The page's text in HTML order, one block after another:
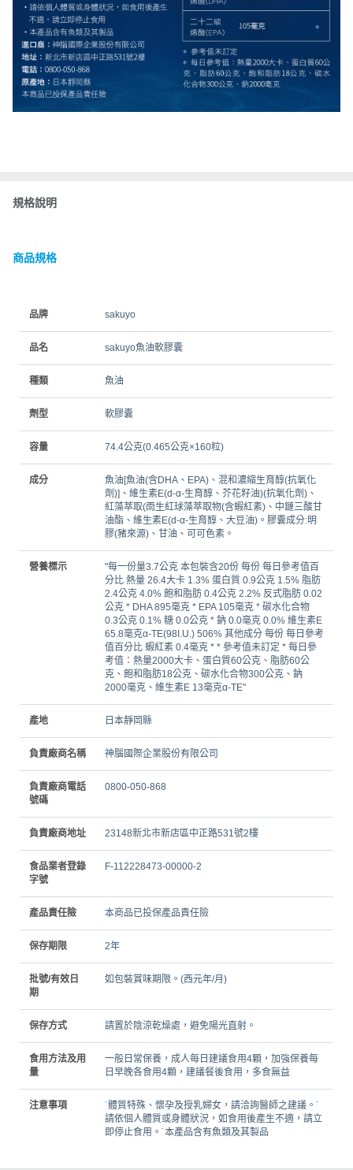
規格說明
商品規格
品牌 sakuyo
品名 sakuyo魚油軟膠囊
種類 魚油
劑型 軟膠囊
容量 74.4公克(0.465公克×160粒)
成分
魚油[魚油(含DHA、EPA)、混和濃縮生育醇(抗氧化
劑)]、維生素E(d-α-生育醇、芥花籽油)(抗氧化劑)、
紅藻萃取(雨生紅球藻萃取物(含蝦紅素)、中鏈三酸甘
油酯、維生素E(d-α-生育醇、大豆油)。膠囊成分:明
膠(豬來源)、甘油、可可色素。
營養標示
"每一份量3.7公克 本包裝含20份 每份 每日參考值百
分比 熱量 26.4大卡 1.3% 蛋白質 0.9公克 1.5% 脂肪
2.4公克 4.0% 飽和脂肪 0.4公克 2.2% 反式脂肪 0.02
公克 * DHA 895毫克 * EPA 105毫克 * 碳水化合物
0.3公克 0.1% 糖 0.0公克 * 鈉 0.0毫克 0.0% 維生素E
65.8毫克α-TE(98I.U.) 506% 其他成分 每份 每日參考
值百分比 蝦紅素 0.4毫克 * * 參考值未訂定 * 每日參
考值：熱量2000大卡、蛋白質60公克、脂肪60公
克、飽和脂肪18公克、碳水化合物300公克、鈉
2000毫克、維生素E 13毫克α-TE"
產地 日本靜岡縣
負責廠商名稱 神腦國際企業股份有限公司
負責廠商電話
號碼
0800-050-868
負責廠商地址 23148新北市新店區中正路531號2樓
食品業者登錄
字號
F-112228473-00000-2
產品責任險 本商品已投保產品責任險
保存期限 2年
批號/有效日
期
如包裝賞味期限。(西元年/月)
保存方式 請置於陰涼乾燥處，避免陽光直射。
食用方法及用
量
一般日常保養，成人每日建議食用4顆，加強保養每
日早晚各食用4顆，建議餐後食用，多食無益
注意事項
˙體質特殊、懷孕及授乳婦女，請洽詢醫師之建議。˙
請依個人體質或身體狀況，如食用後產生不適，請立
即停止食用。˙本產品含有魚類及其製品